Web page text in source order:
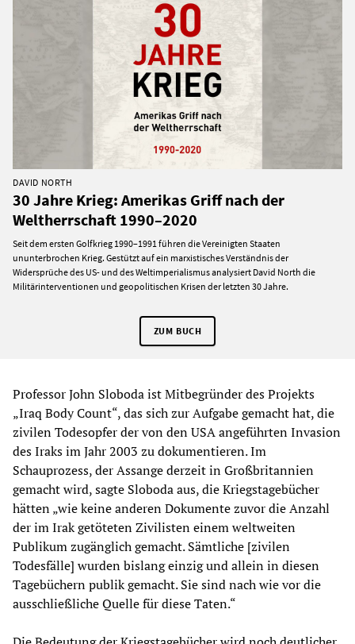
DAVID NORTH
30 Jahre Krieg: Amerikas Griff nach der
Weltherrschaft 1990–2020
Seit dem ersten Golfkrieg 1990–1991 führen die Vereinigten Staaten
ununterbrochen Krieg. Gestützt auf ein marxistisches Verständnis der
Widersprüche des US- und des Weltimperialismus analysiert David North die
Militärinterventionen und geopolitischen Krisen der letzten 30 Jahre.
ZUM BUCH
Professor John Sloboda ist Mitbegründer des Projekts
„Iraq Body Count“, das sich zur Aufgabe gemacht hat, die
zivilen Todesopfer der von den USA angeführten Invasion
des Iraks im Jahr 2003 zu dokumentieren. Im
Schauprozess, der Assange derzeit in Großbritannien
gemacht wird, sagte Sloboda aus, die Kriegstagebücher
hätten „wie keine anderen Dokumente zuvor die Anzahl
der im Irak getöteten Zivilisten einem weltweiten
Publikum zugänglich gemacht. Sämtliche [zivilen
Todesfälle] wurden bislang einzig und allein in diesen
Tagebüchern publik gemacht. Sie sind nach wie vor die
ausschließliche Quelle für diese Taten.“